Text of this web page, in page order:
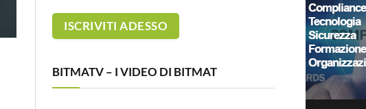
BITMATV – I VIDEO DI BITMAT